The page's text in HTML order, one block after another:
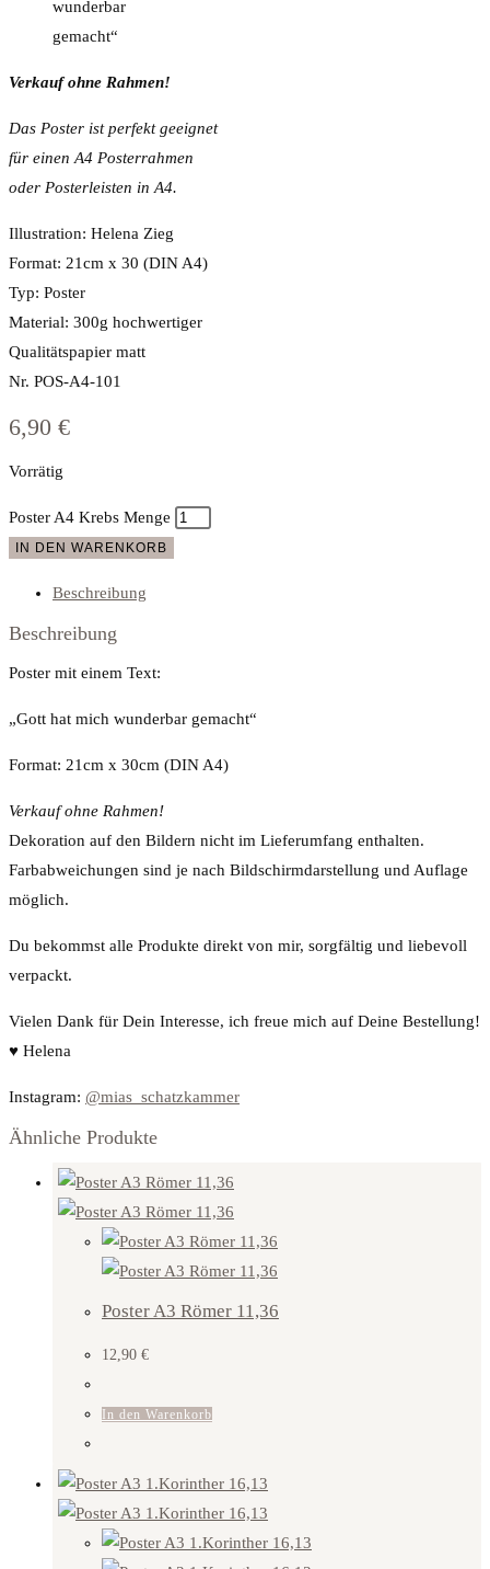
wunderbar
gemacht“
Verkauf ohne Rahmen!
Das Poster ist perfekt geeignet
für einen A4 Posterrahmen
oder Posterleisten in A4.
Illustration: Helena Zieg
Format: 21cm x 30 (DIN A4)
Typ: Poster
Material: 300g hochwertiger
Qualitätspapier matt
Nr. POS-A4-101
6,90 €
Vorrätig
Poster A4 Krebs Menge
IN DEN WARENKORB
Beschreibung
Beschreibung
Poster mit einem Text:
„Gott hat mich wunderbar gemacht“
Format: 21cm x 30cm (DIN A4)
Verkauf ohne Rahmen!
Dekoration auf den Bildern nicht im Lieferumfang enthalten.
Farbabweichungen sind je nach Bildschirmdarstellung und Auflage
möglich.
Du bekommst alle Produkte direkt von mir, sorgfältig und liebevoll
verpackt.
Vielen Dank für Dein Interesse, ich freue mich auf Deine Bestellung!
♥ Helena
Instagram: @mias_schatzkammer
Ähnliche Produkte
Poster A3 Römer 11,36
12,90 €
In den Warenkorb